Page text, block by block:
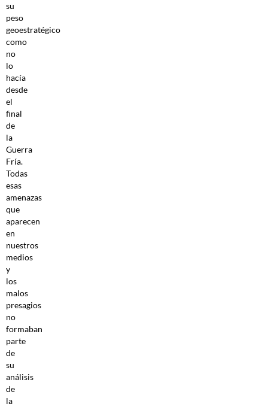
su
peso
geoestratégico
como
no
lo
hacía
desde
el
final
de
la
Guerra
Fría.
Todas
esas
amenazas
que
aparecen
en
nuestros
medios
y
los
malos
presagios
no
formaban
parte
de
su
análisis
de
la